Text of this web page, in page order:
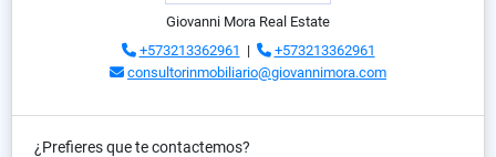
Giovanni Mora Real Estate
+573213362961 |
+573213362961
consultorinmobiliario@giovannimora.com
¿Prefieres que te contactemos?